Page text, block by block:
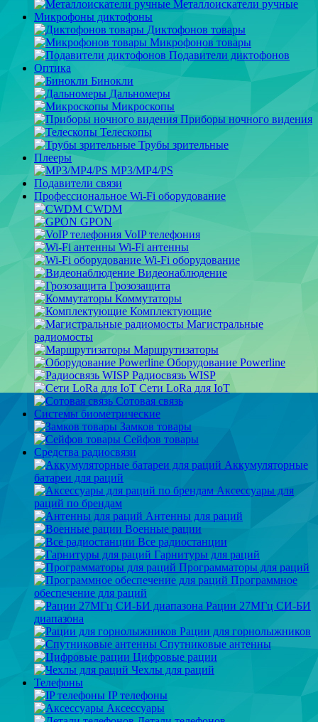
Металлоискатели ручные
Микрофоны диктофоны
Диктофонов товары
Микрофонов товары
Подавители диктофонов
Оптика
Бинокли
Дальномеры
Микроскопы
Приборы ночного видения
Телескопы
Трубы зрительные
Плееры
MP3/MP4/PS
Подавители связи
Профессиональное Wi-Fi оборудование
CWDM
GPON
VoIP телефония
Wi-Fi антенны
Wi-Fi оборудование
Видеонаблюдение
Грозозащита
Коммутаторы
Комплектующие
Магистральные
радиомосты
Маршрутизаторы
Оборудование Powerline
Радиосвязь WISP
Сети LoRa для IoT
Сотовая связь
Системы биометрические
Замков товары
Сейфов товары
Средства радиосвязи
Аккумуляторные
батареи для раций
Аксессуары для
раций по брендам
Антенны для раций
Военные рации
Все радиостанции
Гарнитуры для раций
Программаторы для раций
Программное
обеспечение для раций
Рации 27МГц СИ-БИ
диапазона
Рации для горнолыжников
Спутниковые антенны
Цифровые рации
Чехлы для раций
Телефоны
IP телефоны
Аксессуары